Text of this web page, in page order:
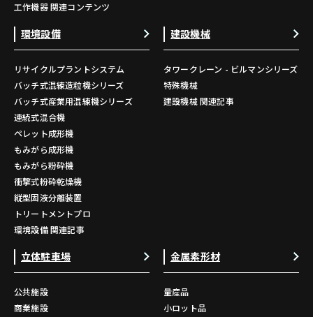
工作機器 関連コンテンツ
環境設備
リサイクルプラントシステム
バッチ式混練造粒機シリーズ
バッチ式産業用混練機シリーズ
連続式混合機
ペレット成形機
もみがら成形機
もみがら粉砕機
衝撃式粉砕乾燥機
縦型固液分離装置
トリートメントプロ
環境設備 関連記事
建設機械
タワークレーン - ビルマンシリーズ
特殊機械
建設機械 関連記事
立体駐車場
公共施設
商業施設
金属素形材
量産品
小ロット品